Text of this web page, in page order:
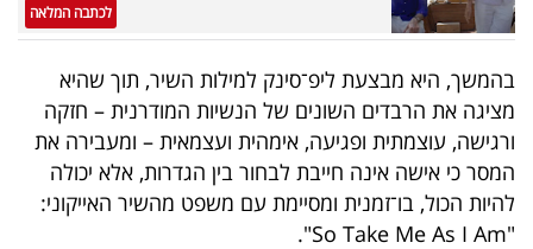
לכתבה המלאה
בהמשך, היא מבצעת ליפ־סינק למילות השיר, תוך שהיא
מציגה את הרבדים השונים של הנשיות המודרנית – חזקה
ורגישה, עוצמתית ופגיעה, אימהית ועצמאית – ומעבירה את
המסר כי אישה אינה חייבת לבחור בין הגדרות, אלא יכולה
להיות הכול, בו־זמנית ומסיימת עם משפט מהשיר האייקוני:
"So Take Me As I Am".